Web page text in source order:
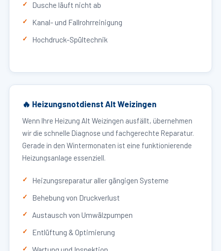
Dusche läuft nicht ab
Kanal- und Fallrohrreinigung
Hochdruck-Spültechnik
🔥 Heizungsnotdienst Alt Weizingen
Wenn Ihre Heizung Alt Weizingen ausfällt, übernehmen
wir die schnelle Diagnose und fachgerechte Reparatur.
Gerade in den Wintermonaten ist eine funktionierende
Heizungsanlage essenziell.
Heizungsreparatur aller gängigen Systeme
Behebung von Druckverlust
Austausch von Umwälzpumpen
Entlüftung & Optimierung